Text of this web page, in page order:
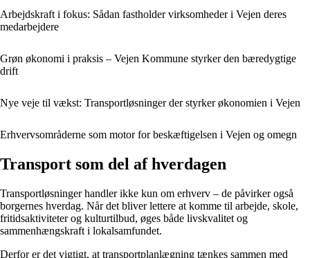
Arbejdskraft i fokus: Sådan fastholder virksomheder i Vejen deres
medarbejdere
Grøn økonomi i praksis – Vejen Kommune styrker den bæredygtige
drift
Nye veje til vækst: Transportløsninger der styrker økonomien i Vejen
Erhvervsområderne som motor for beskæftigelsen i Vejen og omegn
Transport som del af hverdagen
Transportløsninger handler ikke kun om erhverv – de påvirker også
borgernes hverdag. Når det bliver lettere at komme til arbejde, skole,
fritidsaktiviteter og kulturtilbud, øges både livskvalitet og
sammenhængskraft i lokalsamfundet.
Derfor er det vigtigt, at transportplanlægning tænkes sammen med